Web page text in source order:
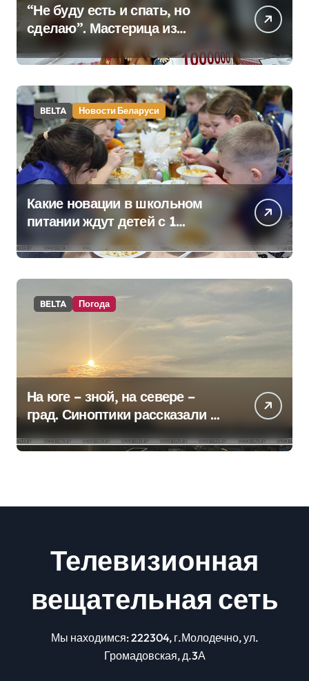
“Не буду есть и спать, но
сделаю”. Мастерица из
Молодечно о 50-
килограммовом каравае для
Дворца Независимости
BELTA Новости Беларуси
Какие новации в школьном
питании ждут детей с 1
сентября, рассказали в
правительстве
BELTA Погода
На юге – зной, на севере –
град. Синоптики рассказали о
погоде на сегодня
Телевизионная
вещательная сеть
Мы находимся: 222304, г.Молодечно, ул.
Громадовская, д.3А